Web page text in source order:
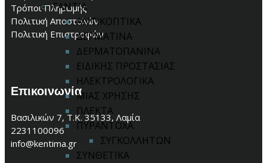
ΓΑΝΤΙΑ
ΑΝΤΙΚΟΠΤΙΚΑ
ΔΕΡΜΑΤΙΝΑ
ΔΕΡΜΑΤΟΠΑΝΙΝΑ
ΕΙΔΙΚΗΣ ΠΡΟΣΤΑΣΙΑΣ
ΗΛΕΚΤΡΟΛΟΓΙΚΑ
ΜΙΑΣ ΧΡΗΣΗΣ
ΠΛΕΚΤΑ
ΠΥΡΑΝΤΟΧΑ
ΣΥΓΚΟΛΛΗΤΩΝ
ΣΥΝΘΕΤΙΚΑ
Τρόποι Πληρωμής
Πολιτική Αποστολών
Πολιτική Επιστροφών
Επικοινωνία
Βασιλικών 7, Τ.Κ. 35133, Λαμία
2231100096
info@kentima.gr